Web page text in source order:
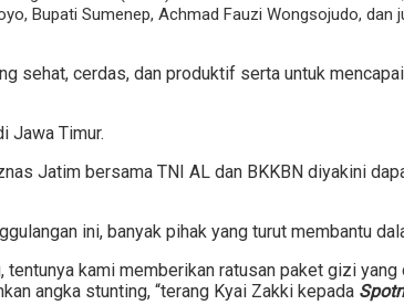
Bupati Sumenep, Achmad Fauzi Wongsojudo,
cerdas, dan produktif serta untuk mencapai
Jawa Timur.
Jatim bersama TNI AL dan BKKBN diyakini
ini, banyak pihak yang turut membantu
kami memberikan ratusan paket gizi
angka stunting, “terang Kyai Zakki kepada